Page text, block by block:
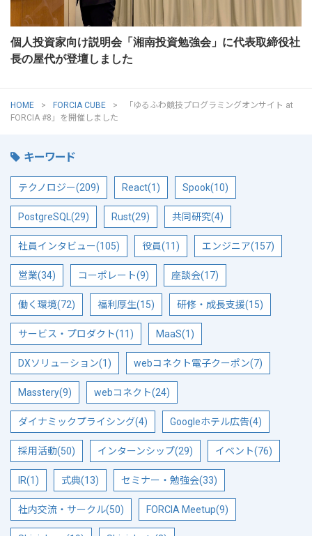
個人投資家向け説明会「湘南投資勉強会」に代表取締役社
長の屋代が登壇しました
HOME FORCIA CUBE
「ゆるふわ競技プログラミングオンサイト at
FORCIA #8」を開催しました
キーワード
テクノロジー(209) React(1) Spook(10)
PostgreSQL(29) Rust(29) 共同研究(4)
社員インタビュー(105) 役員(11) エンジニア(157)
営業(34) コーポレート(9) 座談会(17)
働く環境(72) 福利厚生(15) 研修・成長支援(15)
サービス・プロダクト(11) MaaS(1)
DXソリューション(1) webコネクト電子クーポン(7)
Masstery(9) webコネクト(24)
ダイナミックプライシング(4) Googleホテル広告(4)
採用活動(50) インターンシップ(29) イベント(76)
IR(1) 式典(13) セミナー・勉強会(33)
社内交流・サークル(50) FORCIA Meetup(9)